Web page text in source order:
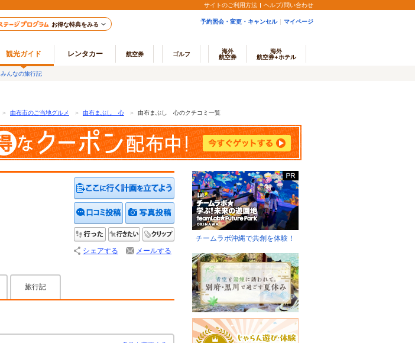
サイトのご利用方法 ヘルプ/問い合わせ
お得な特典をみる 予約照会・変更・キャンセル マイページ
観光ガイド レンタカー 航空券 ゴルフ
海外
航空券
海外
航空券+ホテル
みんなの旅行記
＞ 由布市のご当地グルメ ＞ 由布まぶし 心 ＞ 由布まぶし 心のクチコミ一覧
クチコミを投稿する写真を投稿する
行った 行きたい
シェアする メールする
旅行記
チームラボ沖縄で共創を体験！